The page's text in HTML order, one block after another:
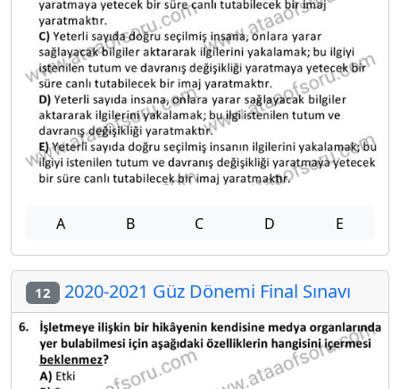
A B C D E
12 2020-2021 Güz Dönemi Final Sınavı